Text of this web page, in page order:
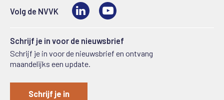
Volg de NVVK LinkedIn
Schrijf je in voor de nieuwsbrief
Schrijf je in voor de nieuwsbrief en ontvang
maandelijks een update.
Schrijf je in